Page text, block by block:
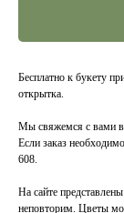
Бесплатно к букету
открытка.
Мы свяжемся с вами в
Если заказ
608.
На сайте
неповторим. Цветы